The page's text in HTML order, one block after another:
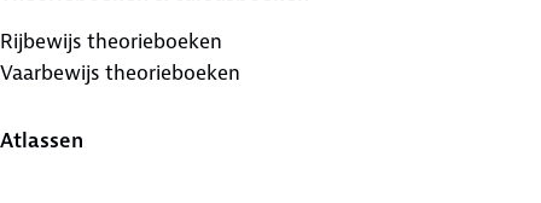
Rijbewijs theorieboeken
Vaarbewijs theorieboeken
Atlassen